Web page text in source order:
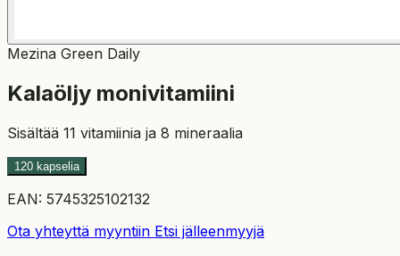
Mezina Green Daily
Kalaöljy monivitamiini
Sisältää 11 vitamiinia ja 8 mineraalia
120 kapselia
EAN: 5745325102132
Ota yhteyttä myyntiin Etsi jälleenmyyjä